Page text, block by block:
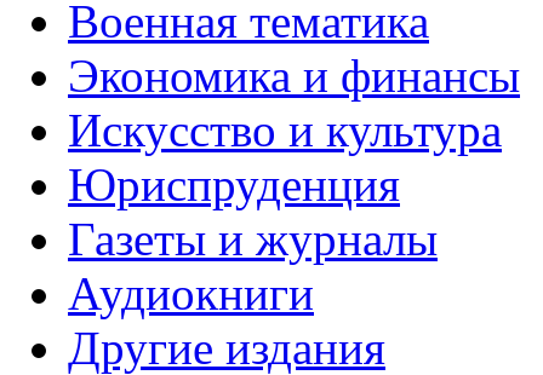
Военная тематика
Экономика и финансы
Искусство и культура
Юриспруденция
Газеты и журналы
Аудиокниги
Другие издания